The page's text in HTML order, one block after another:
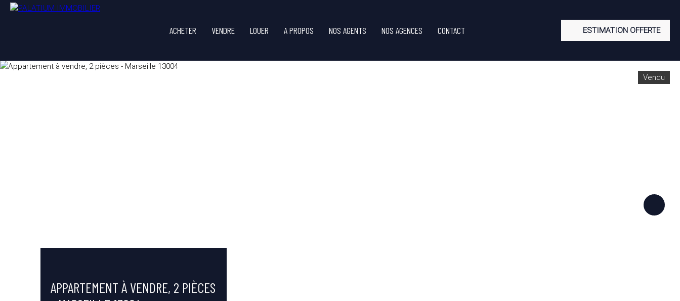
ACHETER VENDRE LOUER A PROPOS NOS AGENTS NOS AGENCES CONTACT ESTIMATION OFFERTE
Vendu
APPARTEMENT À VENDRE, 2 PIÈCES